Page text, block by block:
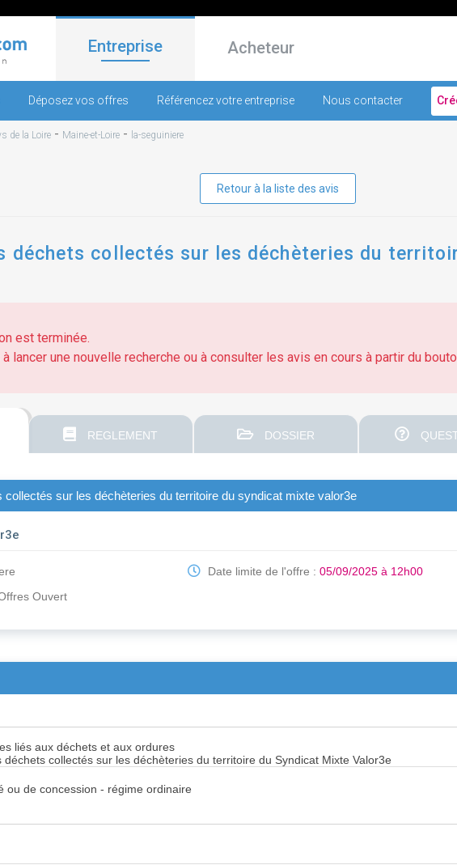
Entreprise Acheteur
Déposez vos offres Référencez votre entreprise Nous contacter
de la Loire - Maine-et-Loire - la-seguiniere
Retour à la liste des avis
déchets collectés sur les déchèteries du
est terminée.
lancer une nouvelle recherche ou à consulter les avis en cours à partir du
REGLEMENT DOSSIER
collectés sur les déchèteries du territoire du syndicat mixte valor3e
Ouvert
Date limite de l'offre :05/09/2025 à 12h00
liés aux déchets et aux ordures
déchets collectés sur les déchèteries du territoire du Syndicat Mixte Valor3e
ou de concession - régime ordinaire